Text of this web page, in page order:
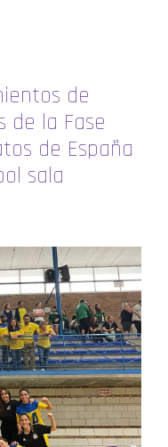
de
de la Fase
de España
sala